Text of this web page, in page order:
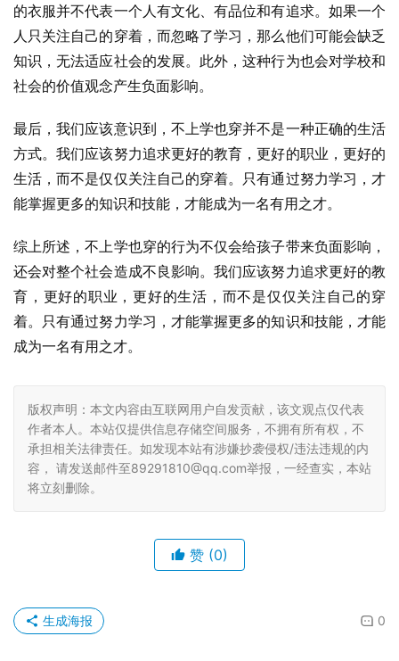
的衣服并不代表一个人有文化、有品位和有追求。如果一个
人只关注自己的穿着，而忽略了学习，那么他们可能会缺乏
知识，无法适应社会的发展。此外，这种行为也会对学校和
社会的价值观念产生负面影响。
最后，我们应该意识到，不上学也穿并不是一种正确的生活
方式。我们应该努力追求更好的教育，更好的职业，更好的
生活，而不是仅仅关注自己的穿着。只有通过努力学习，才
能掌握更多的知识和技能，才能成为一名有用之才。
综上所述，不上学也穿的行为不仅会给孩子带来负面影响，
还会对整个社会造成不良影响。我们应该努力追求更好的教
育，更好的职业，更好的生活，而不是仅仅关注自己的穿
着。只有通过努力学习，才能掌握更多的知识和技能，才能
成为一名有用之才。
版权声明：本文内容由互联网用户自发贡献，该文观点仅代表
作者本人。本站仅提供信息存储空间服务，不拥有所有权，不
承担相关法律责任。如发现本站有涉嫌抄袭侵权/违法违规的内
容， 请发送邮件至89291810@qq.com举报，一经查实，本站
将立刻删除。
赞 (0)
0
生成海报